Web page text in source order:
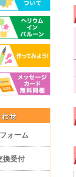
せ
ォーム
換受付